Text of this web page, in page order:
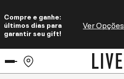
Compre e ganhe:
últimos dias para
garantir seu gift!
Ver Opções